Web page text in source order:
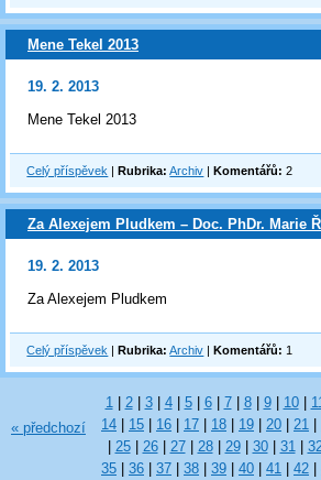
Mene Tekel 2013
19. 2. 2013
Mene Tekel 2013
Celý příspěvek |Rubrika: Archiv |Komentářů: 2
Za Alexejem Pludkem – Doc. PhDr. Marie
19. 2. 2013
Za Alexejem Pludkem
Celý příspěvek |Rubrika: Archiv |Komentářů: 1
« předchozí
1 2 3 4 5 6 7 8 9 10 11
14
15 16 17 18 19 20 21
25 26 27 28 29 30 31
35
36 37 38 39 40 41 42